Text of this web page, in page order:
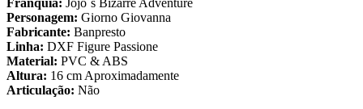
Personagem: Giorno Giovanna
Fabricante: Banpresto
Linha: DXF Figure Passione
Material: PVC & ABS
Altura: 16 cm Aproximadamente
Articulação: Não